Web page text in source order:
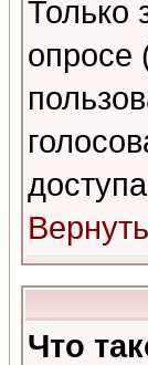
Только
опросе
Что